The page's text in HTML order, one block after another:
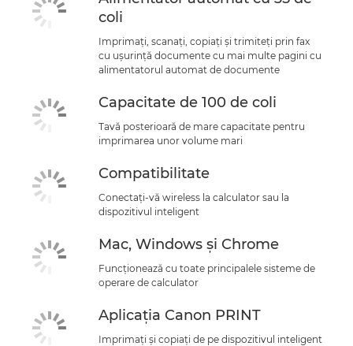
coli
Imprimaţi, scanaţi, copiaţi şi trimiteţi prin fax
cu uşurinţă documente cu mai multe pagini cu
alimentatorul automat de documente
Capacitate de 100 de coli
Tavă posterioară de mare capacitate pentru
imprimarea unor volume mari
Compatibilitate
Conectaţi-vă wireless la calculator sau la
dispozitivul inteligent
Mac, Windows şi Chrome
Funcţionează cu toate principalele sisteme de
operare de calculator
Aplicaţia Canon PRINT
Imprimaţi şi copiaţi de pe dispozitivul inteligent